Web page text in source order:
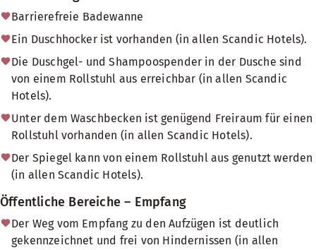
Barrierefreie Badewanne
Ein Duschhocker ist vorhanden (in allen Scandic Hotels).
Die Duschgel- und Shampoospender in der Dusche sind
von einem Rollstuhl aus erreichbar (in allen Scandic
Hotels).
Unter dem Waschbecken ist genügend Freiraum für einen
Rollstuhl vorhanden (in allen Scandic Hotels).
Der Spiegel kann von einem Rollstuhl aus genutzt werden
(in allen Scandic Hotels).
Öffentliche Bereiche – Empfang
Der Weg vom Empfang zu den Aufzügen ist deutlich
gekennzeichnet und frei von Hindernissen (in allen